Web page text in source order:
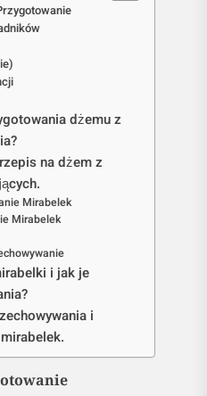
dżemu z
na dżem z
Mirabelek
Mirabelek
i jak je
i